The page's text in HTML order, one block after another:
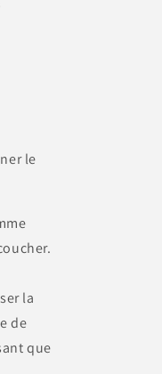
le
la
de
que